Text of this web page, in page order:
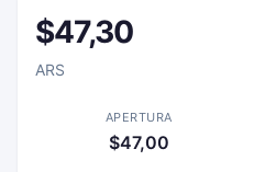
$47,30
ARS
APERTURA
$47,00